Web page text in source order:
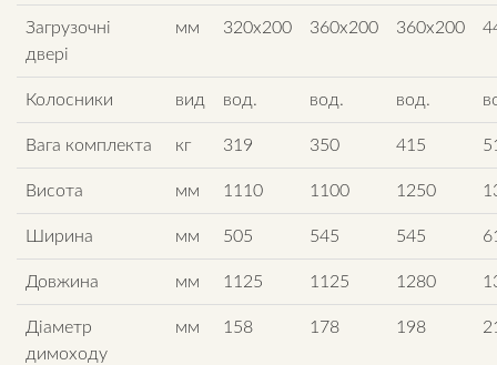
Загрузочні
двері
мм 320х200 360х200 360х200
Колосники вид вод. вод. вод.
Вага комплекта кг 319 350 415
Висота мм 1110 1100 1250
Ширина мм 505 545 545
Довжина мм 1125 1125 1280
Діаметр
димоходу
мм 158 178 198